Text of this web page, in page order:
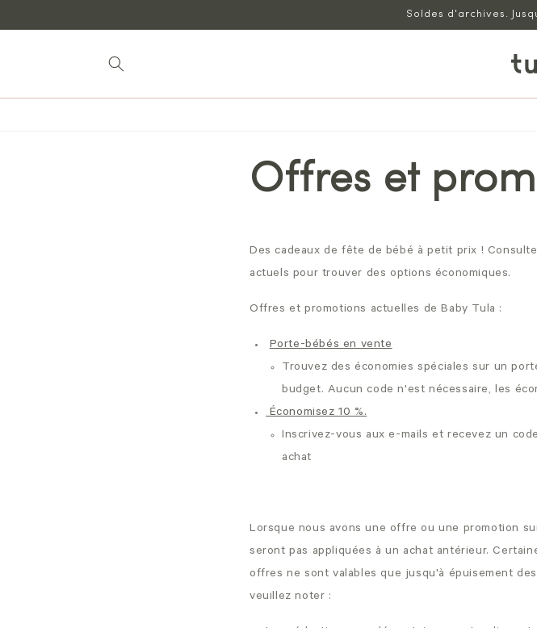
contenu
Soldes d'archives.
Offres et
Des cadeaux de fête de bébé à petit prix !
actuels pour trouver des options économiques.
Offres et promotions actuelles de Baby Tula :
Porte-bébés en vente
Trouvez des économies spéciales sur un
budget. Aucun code n'est nécessaire, les
Économisez 10 %.
Inscrivez-vous aux e-mails et recevez un
achat
Lorsque nous avons une offre ou une promotion
seront pas appliquées à un achat antérieur.
offres ne sont valables que jusqu'à épuisement
veuillez noter :